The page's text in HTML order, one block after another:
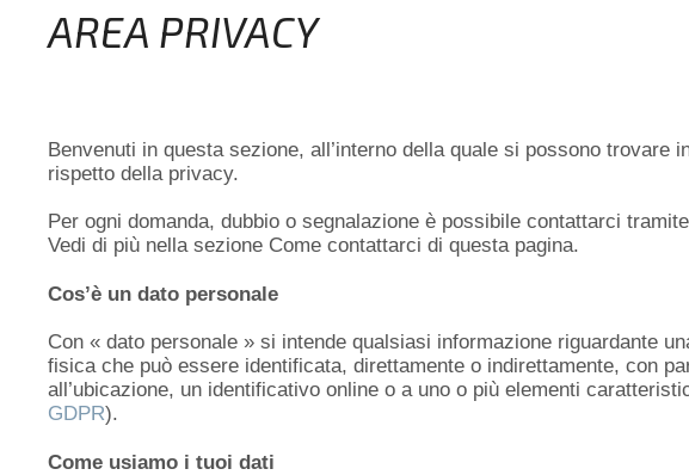
AREA PRIVACY
Benvenuti in questa sezione, all’interno della quale si possono trovare
rispetto della privacy.
Per ogni domanda, dubbio o segnalazione è possibile contattarci
Vedi di più nella sezione Come contattarci di questa pagina.
Cos’è un dato personale
Con « dato personale » si intende qualsiasi informazione riguardante
fisica che può essere identificata, direttamente o indirettamente, con
all’ubicazione, un identificativo online o a uno o più elementi
GDPR).
Come usiamo i tuoi dati